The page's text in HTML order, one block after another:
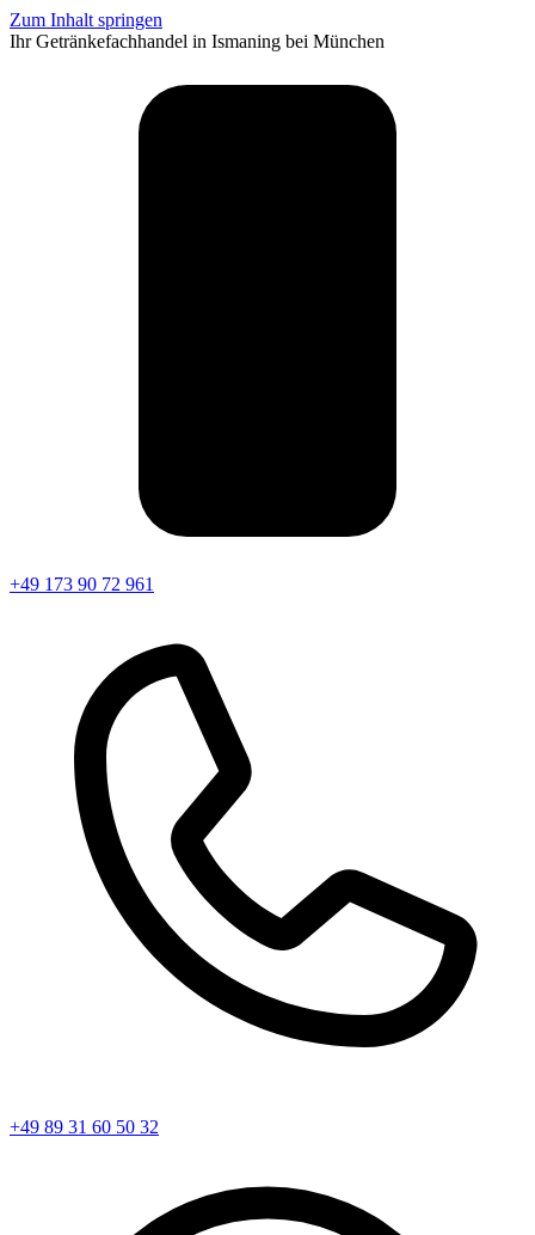
Zum Inhalt springen
Ihr Getränkefachhandel in Ismaning bei München
+49 173 90 72 961
+49 89 31 60 50 32